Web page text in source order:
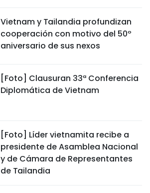
Vietnam y Tailandia profundizan
cooperación con motivo del 50º
aniversario de sus nexos
[Foto] Clausuran 33ª Conferencia
Diplomática de Vietnam
[Foto] Líder vietnamita recibe a
presidente de Asamblea Nacional
y de Cámara de Representantes
de Tailandia